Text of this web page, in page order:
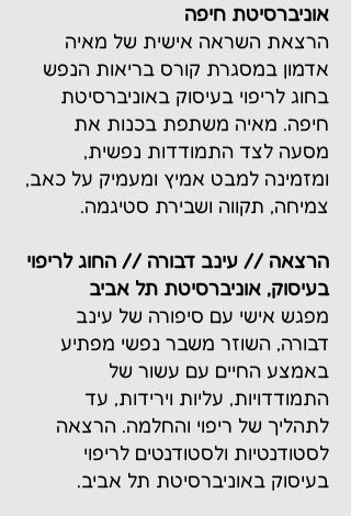
אוניברסיטת חיפה
הרצאת השראה אישית של מאיה
אדמון במסגרת קורס בריאות הנפש
בחוג לריפוי בעיסוק באוניברסיטת
חיפה. מאיה משתפת בכנות את
מסעה לצד התמודדות נפשית,
ומזמינה למבט אמיץ ומעמיק על כאב,
צמיחה, תקווה ושבירת סטיגמה.
הרצאה // עינב דבורה // החוג לריפוי
בעיסוק, אוניברסיטת תל אביב
מפגש אישי עם סיפורה של עינב
דבורה, השוזר משבר נפשי מפתיע
באמצע החיים עם עשור של
התמודדויות, עליות וירידות, עד
לתהליך של ריפוי והחלמה. הרצאה
לסטודנטיות ולסטודנטים לריפוי
בעיסוק באוניברסיטת תל אביב.